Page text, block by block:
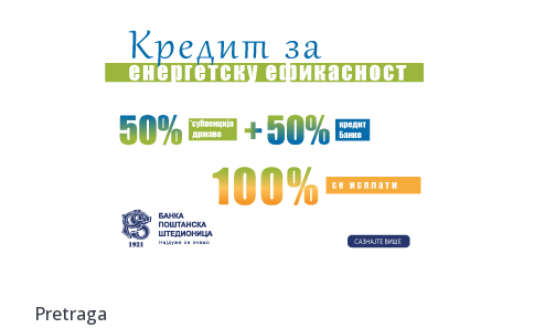
14:05:Колико дуго јаја могу бити ван ...
14:07:Drama u centru prestonice: Smart napravio karambol u
Francuskoj u...
Konstitutivna sjednica Skupštine Kosova odložena, Kurti
14:03:EK potvrdila da Srbija ispunjava standarde u kontroli
Pretraga